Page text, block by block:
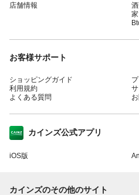
店舗情報
お客様サポート
ショッピングガイド
利用規約
よくある質問
カインズ公式アプリ
iOS版
カインズのその他のサイト